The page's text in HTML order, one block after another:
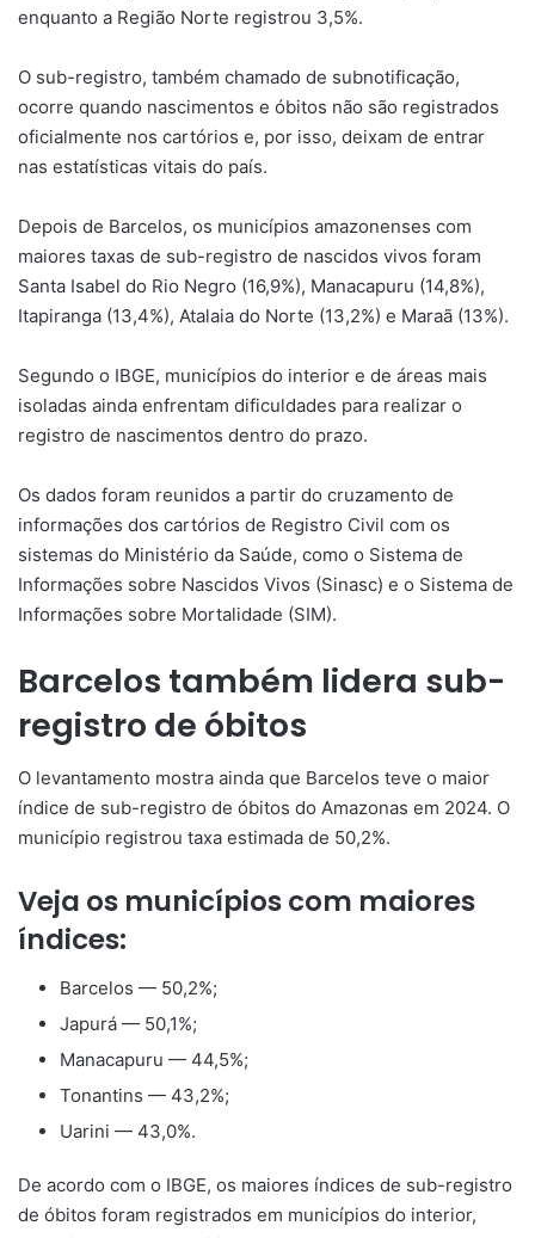
enquanto a Região Norte registrou 3,5%.
O sub-registro, também chamado de subnotificação,
ocorre quando nascimentos e óbitos não são registrados
oficialmente nos cartórios e, por isso, deixam de entrar
nas estatísticas vitais do país.
Depois de Barcelos, os municípios amazonenses com
maiores taxas de sub-registro de nascidos vivos foram
Santa Isabel do Rio Negro (16,9%), Manacapuru (14,8%),
Itapiranga (13,4%), Atalaia do Norte (13,2%) e Maraã (13%).
Segundo o IBGE, municípios do interior e de áreas mais
isoladas ainda enfrentam dificuldades para realizar o
registro de nascimentos dentro do prazo.
Os dados foram reunidos a partir do cruzamento de
informações dos cartórios de Registro Civil com os
sistemas do Ministério da Saúde, como o Sistema de
Informações sobre Nascidos Vivos (Sinasc) e o Sistema de
Informações sobre Mortalidade (SIM).
Barcelos também lidera sub-
registro de óbitos
O levantamento mostra ainda que Barcelos teve o maior
índice de sub-registro de óbitos do Amazonas em 2024. O
município registrou taxa estimada de 50,2%.
Veja os municípios com maiores
índices:
Barcelos — 50,2%;
Japurá — 50,1%;
Manacapuru — 44,5%;
Tonantins — 43,2%;
Uarini — 43,0%.
De acordo com o IBGE, os maiores índices de sub-registro
de óbitos foram registrados em municípios do interior,